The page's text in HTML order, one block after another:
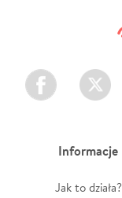
Facebook Twitter
Informacje
Jak to działa?